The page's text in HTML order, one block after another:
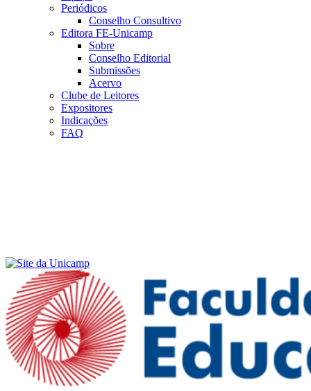
Periódicos
Conselho Consultivo
Editora FE-Unicamp
Sobre
Conselho Editorial
Submissões
Acervo
Clube de Leitores
Expositores
Indicações
FAQ